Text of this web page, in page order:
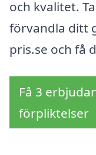
och kvalitet.
förvandla ditt
pris.se och få
Få 3
förpliktelser